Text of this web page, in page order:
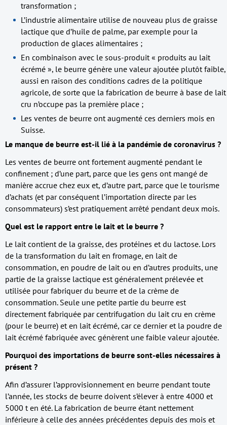
transformation ;
L’industrie alimentaire utilise de nouveau plus de graisse
lactique que d’huile de palme, par exemple pour la
production de glaces alimentaires ;
En combinaison avec le sous-produit « produits au lait
écrémé », le beurre génère une valeur ajoutée plutôt faible,
aussi en raison des conditions cadres de la politique
agricole, de sorte que la fabrication de beurre à base de lait
cru n’occupe pas la première place ;
Les ventes de beurre ont augmenté ces derniers mois en
Suisse.
Le manque de beurre est-il lié à la pandémie de coronavirus ?
Les ventes de beurre ont fortement augmenté pendant le
confinement ; d’une part, parce que les gens ont mangé de
manière accrue chez eux et, d’autre part, parce que le tourisme
d’achats (et par conséquent l’importation directe par les
consommateurs) s’est pratiquement arrêté pendant deux mois.
Quel est le rapport entre le lait et le beurre ?
Le lait contient de la graisse, des protéines et du lactose. Lors
de la transformation du lait en fromage, en lait de
consommation, en poudre de lait ou en d’autres produits, une
partie de la graisse lactique est généralement prélevée et
utilisée pour fabriquer du beurre et de la crème de
consommation. Seule une petite partie du beurre est
directement fabriquée par centrifugation du lait cru en crème
(pour le beurre) et en lait écrémé, car ce dernier et la poudre de
lait écrémé fabriquée avec génèrent une faible valeur ajoutée.
Pourquoi des importations de beurre sont-elles nécessaires à
présent ?
Afin d’assurer l’approvisionnement en beurre pendant toute
l’année, les stocks de beurre doivent s’élever à entre 4000 et
5000 t en été. La fabrication de beurre étant nettement
inférieure à celle des années précédentes depuis des mois et